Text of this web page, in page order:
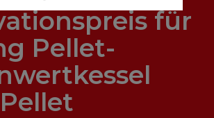
für
Pellet-